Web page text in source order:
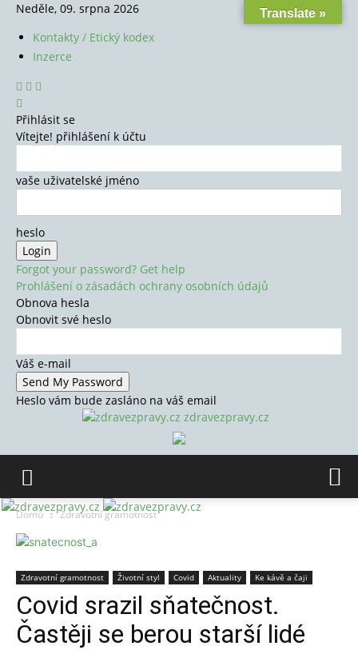
Neděle, 09. srpna 2026
Kontakty / Etický kodex
Inzerce
Přihlásit se
Vítejte! přihlášení k účtu
vaše uživatelské jméno
heslo
Forgot your password? Get help
Prohlášení o zásadách ochrany osobních údajů
Obnova hesla
Obnovit své heslo
Váš e-mail
Heslo vám bude zasláno na váš email
zdravezpravy.cz
Domů Zdravotní gramotnost
Zdravotní gramotnost Životní styl Covid Aktuality Ke kávě a čaji
Covid srazil sňatečnost.
Častěji se berou starší lidé
Translate »